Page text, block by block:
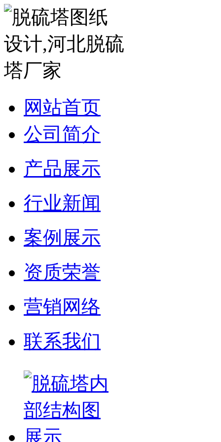
网站首页
公司简介
产品展示
行业新闻
案例展示
资质荣誉
营销网络
联系我们